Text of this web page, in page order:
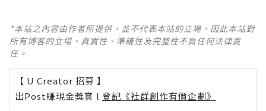
*本站之內容由作者所提供，並不代表本站的立場。因此本站對
所有博客的立場、真實性、準確性及完整性不負任何法律責
任。
【 U Creator 招募 】
出Post賺現金獎賞 l 登記《社群創作有價企劃》